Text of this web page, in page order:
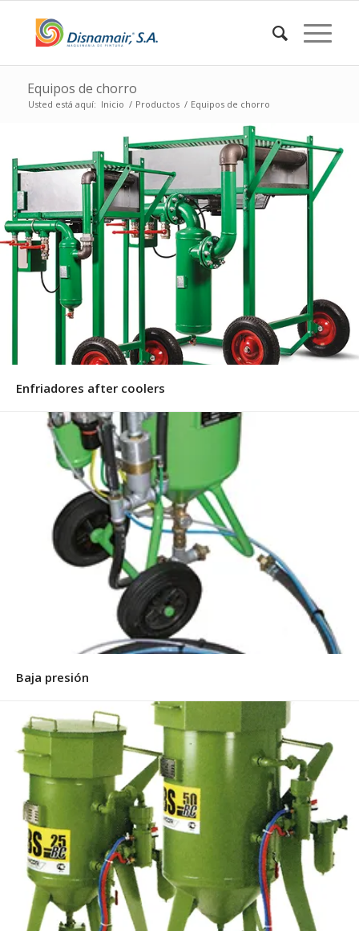
Equipos de chorro
Usted está aquí: Inicio / Productos / Equipos de chorro
Enfriadores after coolers
Baja presión